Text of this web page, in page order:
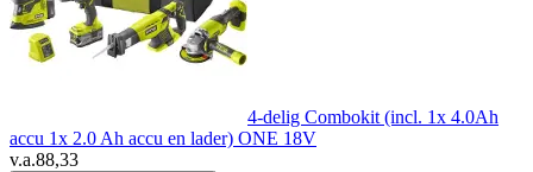
4-delig Combokit (incl. 1x 4.0Ah
accu 1x 2.0 Ah accu en lader) ONE 18V
v.a.88,33